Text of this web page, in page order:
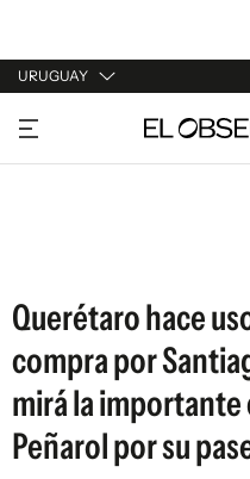
URUGUAY
URUGUAY
ARGENTINA
Querétaro hace
compra por
mirá la
Peñarol por su